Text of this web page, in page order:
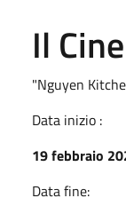
Il
"Nguyen
Data inizio :
19 febbraio
Data fine: